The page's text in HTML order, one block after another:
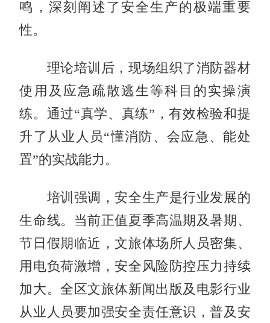
鸣，深刻阐述了安全生产的极端重要
性。
理论培训后，现场组织了消防器材
使用及应急疏散逃生等科目的实操演
练。通过“真学、真练”，有效检验和提
升了从业人员“懂消防、会应急、能处
置”的实战能力。
培训强调，安全生产是行业发展的
生命线。当前正值夏季高温期及暑期、
节日假期临近，文旅体场所人员密集、
用电负荷激增，安全风险防控压力持续
加大。全区文旅体新闻出版及电影行业
从业人员要加强安全责任意识，普及安